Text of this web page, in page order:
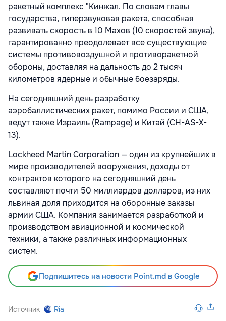
ракетный комплекс "Кинжал. По словам главы
государства, гиперзвуковая ракета, способная
развивать скорость в 10 Махов (10 скоростей звука),
гарантированно преодолевает все существующие
системы противовоздушной и противоракетной
обороны, доставляя на дальность до 2 тысяч
километров ядерные и обычные боезаряды.
На сегодняшний день разработку
аэробаллистических ракет, помимо России и США,
ведут также Израиль (Rampage) и Китай (CH-AS-X-
13).
Lockheed Martin Corporation — один из крупнейших в
мире производителей вооружения, доходы от
контрактов которого на сегодняшний день
составляют почти 50 миллиардов долларов, из них
львиная доля приходится на оборонные заказы
армии США. Компания занимается разработкой и
производством авиационной и космической
техники, а также различных информационных
систем.
Подпишитесь на новости Point.md в Google
Источник Ria